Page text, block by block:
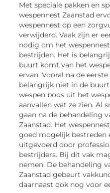
Met speciale pakken en
wespennest Zaanstad
wespennest op een
verwijderd. Vaak zijn er
nodig om het
bestrijden. Het is
buurt komt van het
ervan. Vooral na de
belangrijk niet in de
wespen boos uit het
aanvallen wat ze zien. Al
gaan na de behandeling
Zaanstad. Het
goed mogelijk bestreden
uitgevoerd door
bestrijders. Bij dit vak
nemen. De behandeling
Zaanstad gebeurt
daarnaast ook nog voor